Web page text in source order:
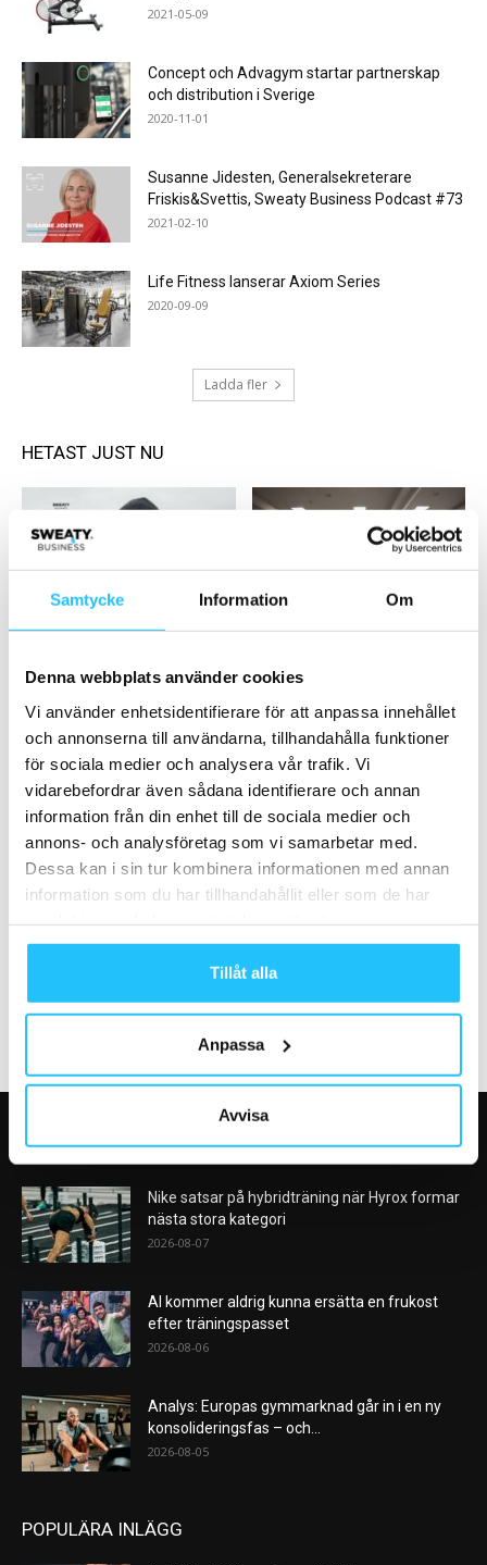
Samtycke Information Om
Denna webbplats använder cookies
Vi använder enhetsidentifierare för att anpassa innehållet
och annonserna till användarna, tillhandahålla funktioner
för sociala medier och analysera vår trafik. Vi
vidarebefordrar även sådana identifierare och annan
information från din enhet till de sociala medier och
annons- och analysföretag som vi samarbetar med.
Dessa kan i sin tur kombinera informationen med annan
information som du har tillhandahållit eller som de har
Tillåt alla
Anpassa
Avvisa
2021-05-09
Concept och Advagym startar partnerskap
och distribution i Sverige
2020-11-01
Susanne Jidesten, Generalsekreterare
Friskis&Svettis, Sweaty Business Podcast #73
2021-02-10
Life Fitness lanserar Axiom Series
2020-09-09
Ladda fler
HETAST JUST NU
Sweaty Business Podcast
Falkenberg – ett gym med allt
Hotell och resor
Apollo Sports ny partner till
Vansbrosimningen –
arrangerar träningsresor till
Business
Från Formel 1 till löparbanan –
Bandit Grand Prix visar vägen...
VÅRA FAVORITER
Nike satsar på hybridträning när Hyrox formar
nästa stora kategori
2026-08-07
AI kommer aldrig kunna ersätta en frukost
efter träningspasset
2026-08-06
Analys: Europas gymmarknad går in i en ny
konsolideringsfas – och...
2026-08-05
POPULÄRA INLÄGG